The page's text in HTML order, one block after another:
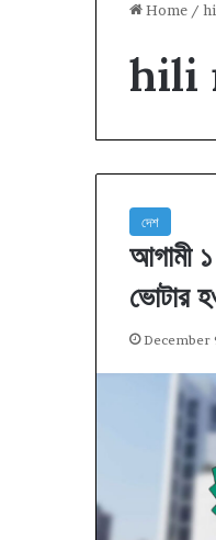
Home /
hili
দেশ
আগামী
ভোটার
December